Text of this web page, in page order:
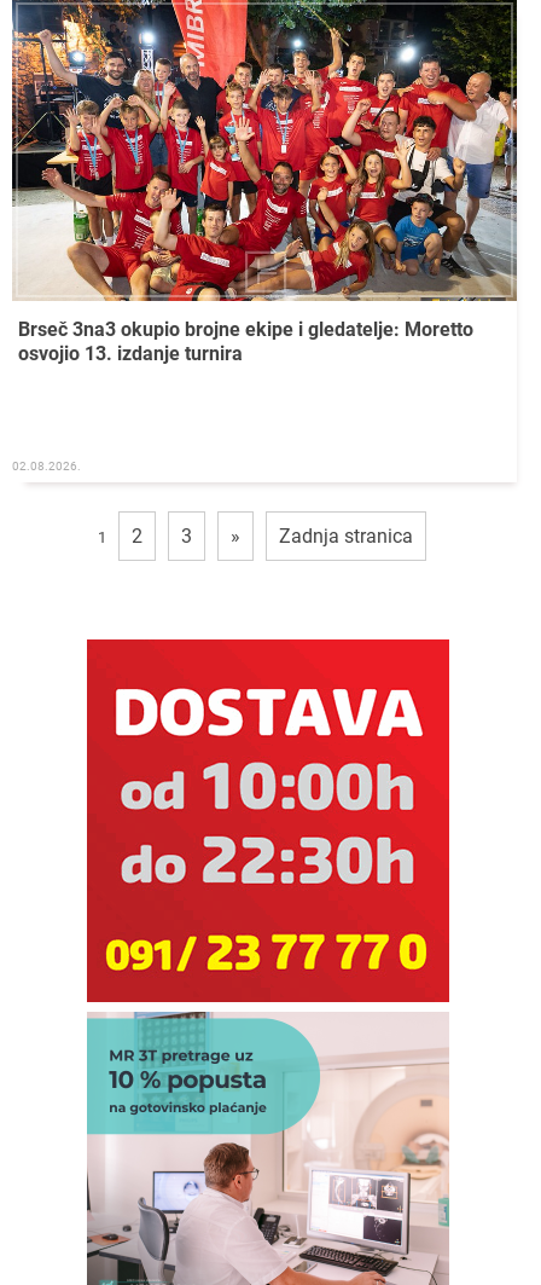
Brseč 3na3 okupio brojne ekipe i gledatelje: Moretto
osvojio 13. izdanje turnira
02.08.2026.
1 2 3 » Zadnja stranica